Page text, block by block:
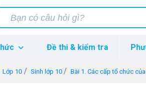
Đề thi & kiểm tra
Lớp 10 Sinh lớp 10 Bài 1. Các cấp tổ chức